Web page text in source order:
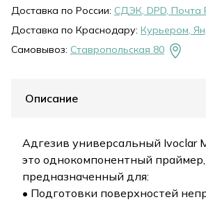
Доставка по России: СДЭК, DPD, Почта
Доставка по Краснодару: Курьером,
Самовывоз: Ставропольская 80
Описание
Адгезив универсальный Ivoclar
это однокомпонентный праймер,
предназначенный для:
• Подготовки поверхностей